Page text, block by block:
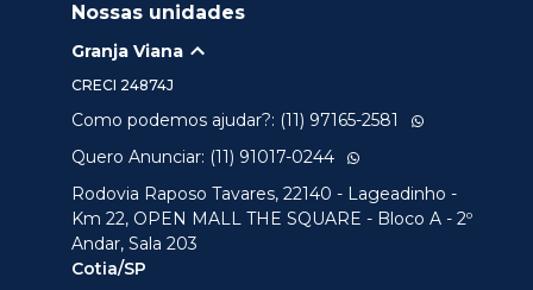
Nossas unidades
Granja Viana
CRECI 24874J
Como podemos ajudar?: (11) 97165-2581
Quero Anunciar: (11) 91017-0244
Rodovia Raposo Tavares, 22140 - Lageadinho -
Km 22, OPEN MALL THE SQUARE - Bloco A - 2º
Andar, Sala 203
Cotia/SP